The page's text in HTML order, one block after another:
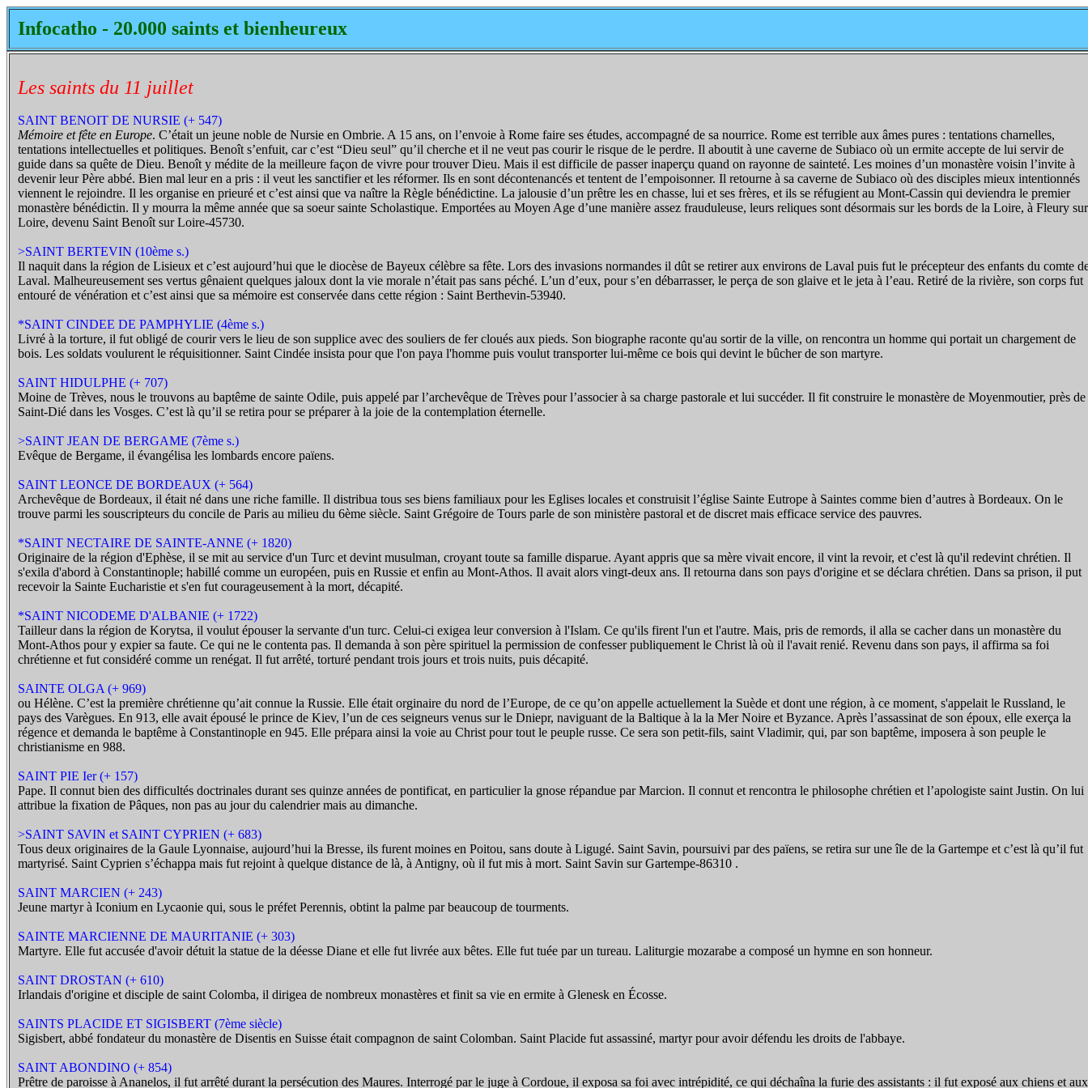
Infocatho - 20.000 saints et bienheureux
Les saints du 11 juillet
SAINT BENOIT DE NURSIE (+ 547)
Mémoire et fête en Europe. C’était un jeune noble de Nursie en Ombrie. A 15 ans, on l’envoie à Rome faire ses études, accompagné de sa nourrice. Rome est terrible aux âmes pures : tentations charnelles,
tentations intellectuelles et politiques. Benoît s’enfuit, car c’est “Dieu seul” qu’il cherche et il ne veut pas courir le risque de le perdre. Il aboutit à une caverne de Subiaco où un ermite accepte de lui servir de
guide dans sa quête de Dieu. Benoît y médite de la meilleure façon de vivre pour trouver Dieu. Mais il est difficile de passer inaperçu quand on rayonne de sainteté. Les moines d’un monastère voisin l’invite à
devenir leur Père abbé. Bien mal leur en a pris : il veut les sanctifier et les réformer. Ils en sont décontenancés et tentent de l’empoisonner. Il retourne à sa caverne de Subiaco où des disciples mieux intentionnés
viennent le rejoindre. Il les organise en prieuré et c’est ainsi que va naître la Règle bénédictine. La jalousie d’un prêtre les en chasse, lui et ses frères, et ils se réfugient au Mont-Cassin qui deviendra le premier
monastère bénédictin. Il y mourra la même année que sa soeur sainte Scholastique. Emportées au Moyen Age d’une manière assez frauduleuse, leurs reliques sont désormais sur les bords de la Loire, à Fleury sur
Loire, devenu Saint Benoît sur Loire-45730.
>SAINT BERTEVIN (10ème s.)
Il naquit dans la région de Lisieux et c’est aujourd’hui que le diocèse de Bayeux célèbre sa fête. Lors des invasions normandes il dût se retirer aux environs de Laval puis fut le précepteur des enfants du comte
Laval. Malheureusement ses vertus gênaient quelques jaloux dont la vie morale n’était pas sans péché. L’un d’eux, pour s’en débarrasser, le perça de son glaive et le jeta à l’eau. Retiré de la rivière, son corps fut
entouré de vénération et c’est ainsi que sa mémoire est conservée dans cette région : Saint Berthevin-53940.
*SAINT CINDEE DE PAMPHYLIE (4ème s.)
Livré à la torture, il fut obligé de courir vers le lieu de son supplice avec des souliers de fer cloués aux pieds. Son biographe raconte qu'au sortir de la ville, on rencontra un homme qui portait un chargement de
bois. Les soldats voulurent le réquisitionner. Saint Cindée insista pour que l'on paya l'homme puis voulut transporter lui-même ce bois qui devint le bûcher de son martyre.
SAINT HIDULPHE (+ 707)
Moine de Trèves, nous le trouvons au baptême de sainte Odile, puis appelé par l’archevêque de Trèves pour l’associer à sa charge pastorale et lui succéder. Il fit construire le monastère de Moyenmoutier, près de
Saint-Dié dans les Vosges. C’est là qu’il se retira pour se préparer à la joie de la contemplation éternelle.
>SAINT JEAN DE BERGAME (7ème s.)
Evêque de Bergame, il évangélisa les lombards encore païens.
SAINT LEONCE DE BORDEAUX (+ 564)
Archevêque de Bordeaux, il était né dans une riche famille. Il distribua tous ses biens familiaux pour les Eglises locales et construisit l’église Sainte Eutrope à Saintes comme bien d’autres à Bordeaux. On le
trouve parmi les souscripteurs du concile de Paris au milieu du 6ème siècle. Saint Grégoire de Tours parle de son ministère pastoral et de discret mais efficace service des pauvres.
*SAINT NECTAIRE DE SAINTE-ANNE (+ 1820)
Originaire de la région d'Ephèse, il se mit au service d'un Turc et devint musulman, croyant toute sa famille disparue. Ayant appris que sa mère vivait encore, il vint la revoir, et c'est là qu'il redevint chrétien. Il
s'exila d'abord à Constantinople; habillé comme un européen, puis en Russie et enfin au Mont-Athos. Il avait alors vingt-deux ans. Il retourna dans son pays d'origine et se déclara chrétien. Dans sa prison, il put
recevoir la Sainte Eucharistie et s'en fut courageusement à la mort, décapité.
*SAINT NICODEME D'ALBANIE (+ 1722)
Tailleur dans la région de Korytsa, il voulut épouser la servante d'un turc. Celui-ci exigea leur conversion à l'Islam. Ce qu'ils firent l'un et l'autre. Mais, pris de remords, il alla se cacher dans un monastère du
Mont-Athos pour y expier sa faute. Ce qui ne le contenta pas. Il demanda à son père spirituel la permission de confesser publiquement le Christ là où il l'avait renié. Revenu dans son pays, il affirma sa foi
chrétienne et fut considéré comme un renégat. Il fut arrêté, torturé pendant trois jours et trois nuits, puis décapité.
SAINTE OLGA (+ 969)
ou Hélène. C’est la première chrétienne qu’ait connue la Russie. Elle était orginaire du nord de l’Europe, de ce qu’on appelle actuellement la Suède et dont une région, à ce moment, s'appelait le Russland, le
pays des Varègues. En 913, elle avait épousé le prince de Kiev, l’un de ces seigneurs venus sur le Dniepr, naviguant de la Baltique à la la Mer Noire et Byzance. Après l’assassinat de son époux, elle exerça la
régence et demanda le baptême à Constantinople en 945. Elle prépara ainsi la voie au Christ pour tout le peuple russe. Ce sera son petit-fils, saint Vladimir, qui, par son baptême, imposera à son peuple le
christianisme en 988.
SAINT PIE Ier (+ 157)
Pape. Il connut bien des difficultés doctrinales durant ses quinze années de pontificat, en particulier la gnose répandue par Marcion. Il connut et rencontra le philosophe chrétien et l’apologiste saint Justin. On lui
attribue la fixation de Pâques, non pas au jour du calendrier mais au dimanche.
>SAINT SAVIN et SAINT CYPRIEN (+ 683)
Tous deux originaires de la Gaule Lyonnaise, aujourd’hui la Bresse, ils furent moines en Poitou, sans doute à Ligugé. Saint Savin, poursuivi par des païens, se retira sur une île de la Gartempe et c’est là qu’il fut
martyrisé. Saint Cyprien s’échappa mais fut rejoint à quelque distance de là, à Antigny, où il fut mis à mort. Saint Savin sur Gartempe-86310 .
SAINT MARCIEN (+ 243)
Jeune martyr à Iconium en Lycaonie qui, sous le préfet Perennis, obtint la palme par beaucoup de tourments.
SAINTE MARCIENNE DE MAURITANIE (+ 303)
Martyre. Elle fut accusée d'avoir détuit la statue de la déesse Diane et elle fut livrée aux bêtes. Elle fut tuée par un tureau. Laliturgie mozarabe a composé un hymne en son honneur.
SAINT DROSTAN (+ 610)
Irlandais d'origine et disciple de saint Colomba, il dirigea de nombreux monastères et finit sa vie en ermite à Glenesk en Écosse.
SAINTS PLACIDE ET SIGISBERT (7ème siècle)
Sigisbert, abbé fondateur du monastère de Disentis en Suisse était compagnon de saint Colomban. Saint Placide fut assassiné, martyr pour avoir défendu les droits de l'abbaye.
SAINT ABONDINO (+ 854)
Prêtre de paroisse à Ananelos, il fut arrêté durant la persécution des Maures. Interrogé par le juge à Cordoue, il exposa sa foi avec intrépidité, ce qui déchaîna la furie des assistants : il fut exposé aux chiens et aux